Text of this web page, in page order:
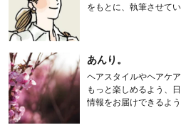
をもとに、執筆させてい
あんり。
ヘアスタイルやヘアケ
もっと楽しめるよう、
情報をお届けできるよ